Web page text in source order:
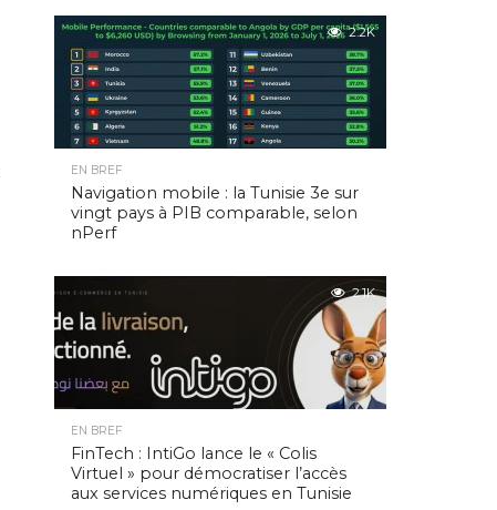
2.2K
EN BREF
Navigation mobile : la Tunisie 3e sur
vingt pays à PIB comparable, selon
nPerf
2.1K
EN BREF
FinTech : IntiGo lance le « Colis
Virtuel » pour démocratiser l’accès
aux services numériques en Tunisie